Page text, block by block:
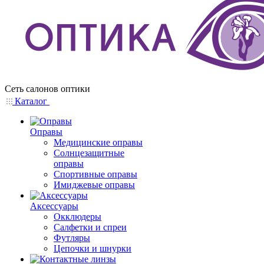
Сеть салонов оптики
Каталог
Оправы
Медицинские оправы
Солнцезащитные
оправы
Спортивные оправы
Имиджевые оправы
Аксессуары
Окклюдеры
Салфетки и спреи
Футляры
Цепочки и шнурки